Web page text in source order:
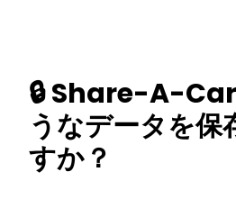
🔒 Share-A-
うなデータを保
すか？